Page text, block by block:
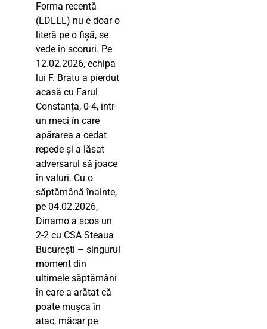
Forma recentă
(LDLLL) nu e doar o
literă pe o fișă, se
vede în scoruri. Pe
12.02.2026, echipa
lui F. Bratu a pierdut
acasă cu Farul
Constanța, 0-4, într-
un meci în care
apărarea a cedat
repede și a lăsat
adversarul să joace
în valuri. Cu o
săptămână înainte,
pe 04.02.2026,
Dinamo a scos un
2-2 cu CSA Steaua
București – singurul
moment din
ultimele săptămâni
în care a arătat că
poate mușca în
atac, măcar pe